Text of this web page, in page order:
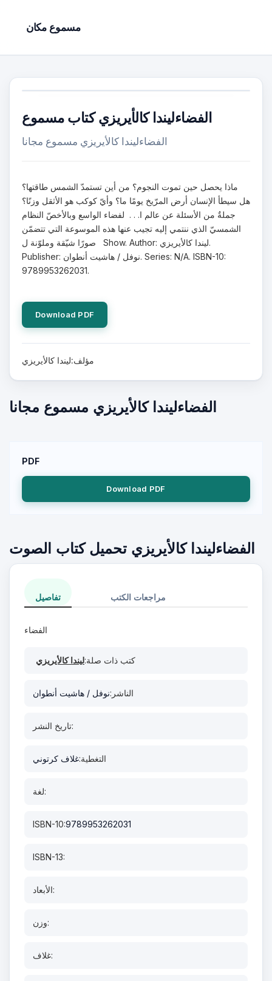
مسموع مكان
الفضاءليندا كالأيريزي كتاب مسموع
الفضاءليندا كالأيريزي مسموع مجانا
ماذا يحصل حين تموت النجوم؟ من أين تستمدّ الشمس طاقتها؟
هل سيطأ الإنسان أرض المرّيخ يومًا ما؟ وأيّ كوكب هو الأثقل وزنًا؟
جملةٌ من الأسئلة عن عالم ا. . . لفضاء الواسع وبالأخصّ النظام
الشمسيّ الذي ننتمي إليه تجيب عنها هذه الموسوعة التي تتضمّن
صورًا شيّقة وملوّنة ل Show. Author: ليندا كالأيريزي.
Publisher: نوفل / هاشيت أنطوان. Series: N/A. ISBN-10:
9789953262031.
Download PDF
مؤلف:ليندا كالأيريزي
الفضاءليندا كالأيريزي مسموع مجانا
PDF
Download PDF
الفضاءليندا كالأيريزي تحميل كتاب الصوت
تفاصيل مراجعات الكتب
الفضاء
كتب ذات صلة:ليندا كالأيريزي
الناشر:نوفل / هاشيت أنطوان
تاريخ النشر:
التغطية:غلاف كرتوني
لغة:
ISBN-10:9789953262031
ISBN-13:
الأبعاد:
وزن:
غلاف: